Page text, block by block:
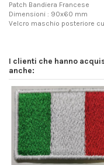
Patch Bandiera Francese
Dimensioni : 90x60 mm
Velcro maschio posteriore
I clienti che hanno
anche: